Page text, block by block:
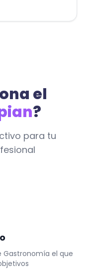
el
?
para tu
Gastronomía el que